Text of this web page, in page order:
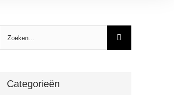
Categorieën